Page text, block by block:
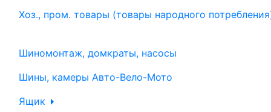
Хоз., пром. товары (товары народного
Шиномонтаж, домкраты, насосы
Шины, камеры Авто-Вело-Мото
Ящик